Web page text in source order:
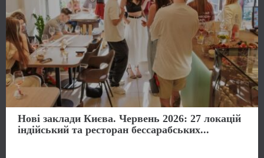
Нові заклади Києва. Червень 2026: 27 локацій
індійський та ресторан бессарабських...